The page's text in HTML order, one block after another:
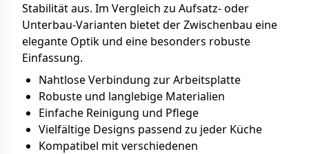
Stabilität aus. Im Vergleich zu Aufsatz- oder
Unterbau-Varianten bietet der Zwischenbau eine
elegante Optik und eine besonders robuste
Einfassung.
Nahtlose Verbindung zur Arbeitsplatte
Robuste und langlebige Materialien
Einfache Reinigung und Pflege
Vielfältige Designs passend zu jeder Küche
Kompatibel mit verschiedenen